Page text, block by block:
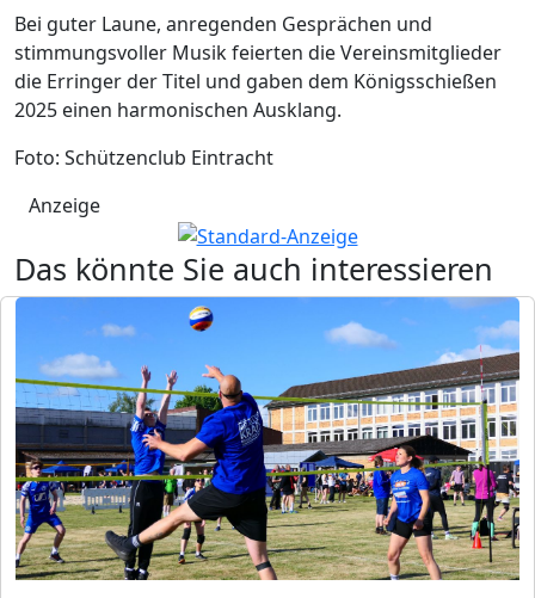
Bei guter Laune, anregenden Gesprächen und
stimmungsvoller Musik feierten die Vereinsmitglieder
die Erringer der Titel und gaben dem Königsschießen
2025 einen harmonischen Ausklang.
Foto: Schützenclub Eintracht
Anzeige
Das könnte Sie auch interessieren